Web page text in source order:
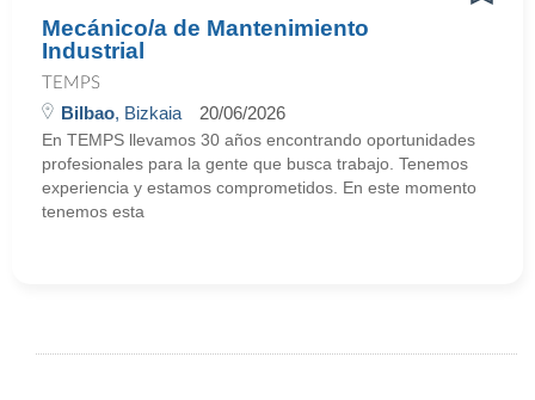
Mecánico/a de Mantenimiento
Industrial
TEMPS
Bilbao, Bizkaia 20/06/2026
En TEMPS llevamos 30 años encontrando oportunidades
profesionales para la gente que busca trabajo. Tenemos
experiencia y estamos comprometidos. En este momento
tenemos esta